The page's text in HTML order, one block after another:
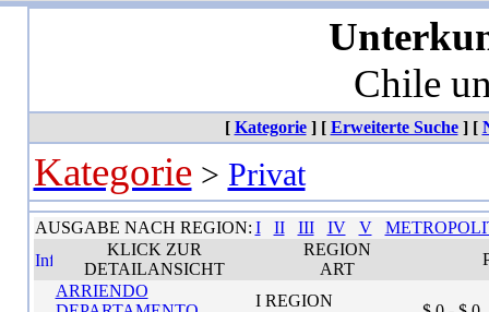
Chile
[ Kategorie][ Erweiterte Suche][
Kategorie> Privat
AUSGABE NACH REGION: I II III IV V
KLICK ZUR
DETAILANSICHT
REGION
ART
ARRIENDO
I REGION